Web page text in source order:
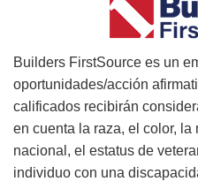
Builders FirstSource es un
oportunidades/acción
calificados recibirán
en cuenta la raza, el color,
nacional, el estatus de
individuo con una